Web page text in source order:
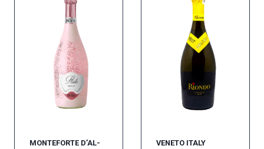
MONTEFORTE D’AL-
VENETO ITALY